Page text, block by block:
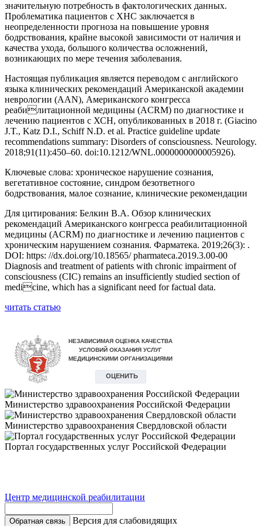
значительную потребность в фактологических данных.
Проблематика пациентов с ХНС заключается в
неопределенности прогноза на повышение уровня
бодрствования, крайне высокой зависимости от наличия и
качества ухода, большого количества осложнений,
возникающих по мере течения заболевания.
Настоящая публикация является переводом с английского
языка клинических рекомендаций Американской академии
неврологии (AAN), Американского конгресса
реабилитационной медицины (ACRM) по диагностике и
лечению пациентов с ХСН, опубликованных в 2018 г. (Giacino
J.T., Katz D.I., Schiff N.D. et al. Practice guideline update
recommendations summary: Disorders of consciousness. Neurology.
2018;91(11):450–60. doi:10.1212/WNL.0000000000005926).
Ключевые слова: хроническое нарушение сознания,
вегетативное состояние, синдром безответного
бодрствования, малое сознание, клинические рекомендации
Для цитирования: Белкин В.А. Обзор клинических
рекомендаций Американского конгресса реабилитационной
медицины (ACRM) по диагностике и лечению пациентов с
хроническим нарушением сознания. Фарматека. 2019;26(3): .
DOI: https: //dx.doi.org/10.18565/ pharmateca.2019.3.00-00
Diagnosis and treatment of patients with chronic impairment of
consciousness (CIC) remains an insufficiently studied section of
medicine, which has a significant need for factual data.
читать статью
Министерство здравоохранения Российской Федерации
Министерство здравоохранения Свердловской области
Портал государственных услуг Российской Федерации
Центр медицинской реабилитации
Обратная связь
Версия для слабовидящих